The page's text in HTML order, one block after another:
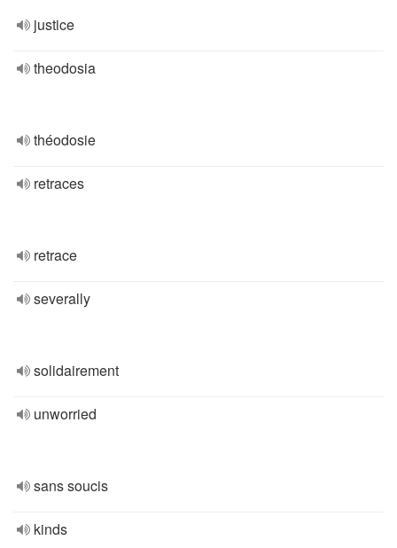
justice
theodosia
théodosie
retraces
retrace
severally
solidairement
unworried
sans soucis
kinds